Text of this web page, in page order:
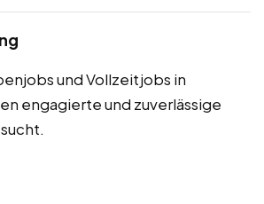
und Vollzeitjobs in
engagierte und zuverlässige